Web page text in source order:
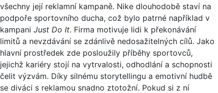
všechny její reklamní kampaně. Nike dlouhodobě staví na
podpoře sportovního ducha, což bylo patrné například v
kampani Just Do It. Firma motivuje lidi k překonávání
limitů a nevzdávání se zdánlivě nedosažitelných cílů. Jako
hlavní prostředek zde posloužily příběhy sportovců,
jejichž kariéry stojí na vytrvalosti, odhodlání a schopnosti
čelit výzvám. Díky silnému storytellingu a emotivní hudbě
se diváci s reklamou snadno ztotožní. Pokud si z ní